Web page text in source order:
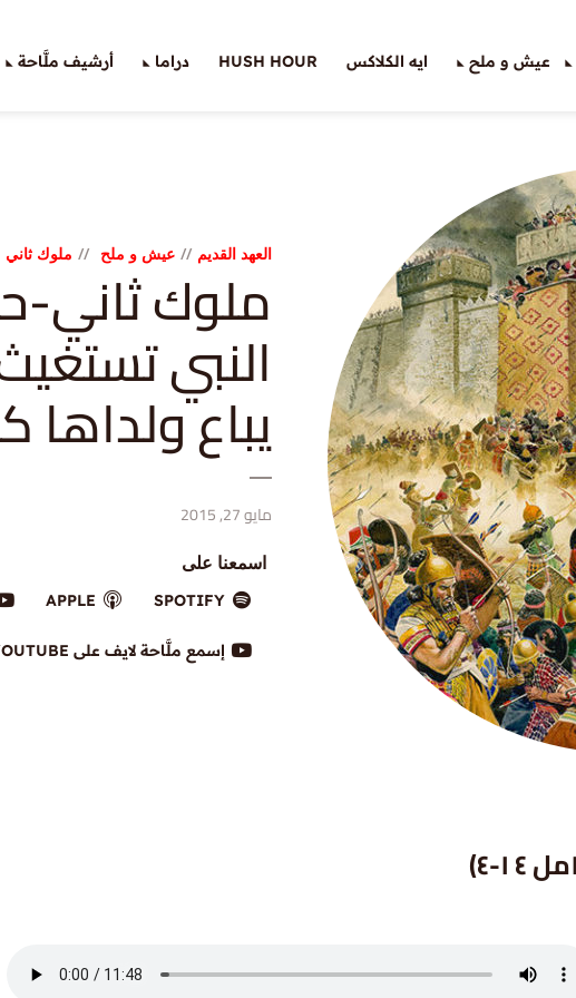
عيش و ملح ايه الكلاكس HUSH HOUR دراما أرشيف ملَّاحة
العهد القديم عيش و ملح ملوك ثاني
النبي
يباع ولداها
مايو 27, 2015
اسمعنا على
SPOTIFY
APPLE
إسمع ملَّاحة لايف على YOUTUBE